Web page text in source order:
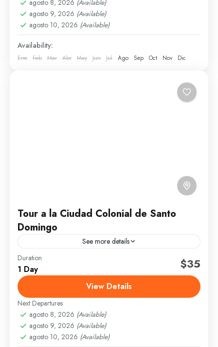
Santo Domingo
Fácil
6 People
agosto 8, 2026 (Available)
agosto 9, 2026 (Available)
agosto 10, 2026 (Available)
Availability:
Ene Feb Mar Abr May Jun Jul Ago Sep Oct Nov Dic
Tour a la Ciudad Colonial de Santo
Domingo
See more details
Diario
Explora la primera ciudad del Nuevo Mundo a través
de un recorrido por sus calles coloniales,
monumentos históricos y plazas, acompañado por un
guía experto.
Santo Domingo
Fácil
6 People
Duration
1 Day $35
View Details
Next Departures
agosto 8, 2026 (Available)
agosto 9, 2026 (Available)
agosto 10, 2026 (Available)